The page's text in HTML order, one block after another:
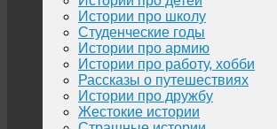
Истории про школу
Студенческие годы
Истории про армию
Истории про работу, хобби
Рассказы о путешествиях
Истории про дружбу
Жестокие истории